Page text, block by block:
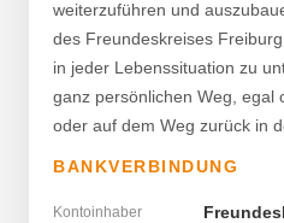
weiterzuführen und
des Freundeskreises
in jeder Lebenssituation zu
ganz persönlichen Weg, egal
oder auf dem Weg zurück in
BANKVERBINDUNG
Kontoinhaber